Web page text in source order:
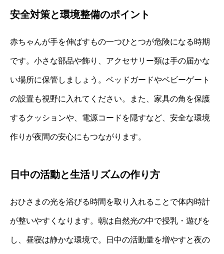
安全対策と環境整備のポイント
赤ちゃんが手を伸ばすもの一つひとつが危険になる時期
です。小さな部品や飾り、アクセサリー類は手の届かな
い場所に保管しましょう。ベッドガードやベビーゲート
の設置も視野に入れてください。また、家具の角を保護
するクッションや、電源コードを隠すなど、安全な環境
作りが夜間の安心にもつながります。
日中の活動と生活リズムの作り方
おひさまの光を浴びる時間を取り入れることで体内時計
が整いやすくなります。朝は自然光の中で授乳・遊びを
し、昼寝は静かな環境で。日中の活動量を増やすと夜の